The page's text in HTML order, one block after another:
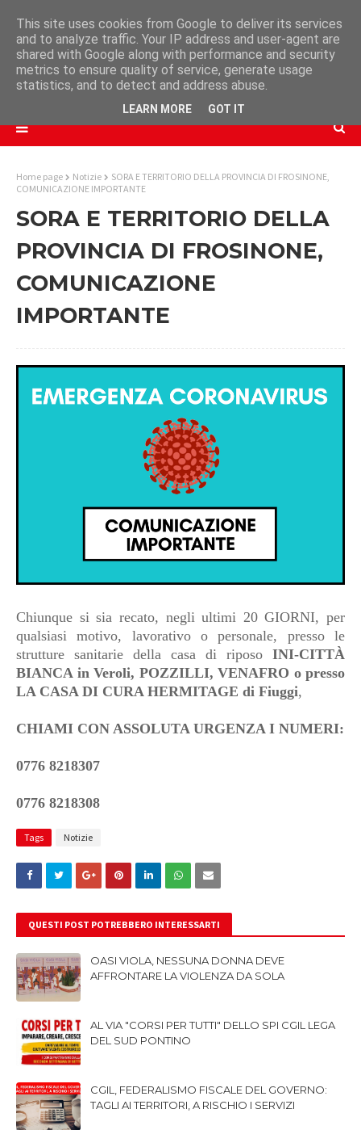
Home page Notizie
SORA E TERRITORIO DELLA PROVINCIA DI FROSINONE,
COMUNICAZIONE IMPORTANTE
SORA E TERRITORIO DELLA
PROVINCIA DI FROSINONE,
COMUNICAZIONE
IMPORTANTE
Chiunque si sia recato, negli ultimi 20 GIORNI, per
qualsiasi motivo, lavorativo o personale, presso le
strutture sanitarie della casa di riposo INI-CITTÀ
BIANCA in Veroli, POZZILLI, VENAFRO o presso
LA CASA DI CURA HERMITAGE di Fiuggi,
CHIAMI CON ASSOLUTA URGENZA I NUMERI:
0776 8218307
0776 8218308
Tags Notizie
QUESTI POST POTREBBERO INTERESSARTI
OASI VIOLA, NESSUNA DONNA DEVE
AFFRONTARE LA VIOLENZA DA SOLA
AL VIA "CORSI PER TUTTI" DELLO SPI CGIL LEGA
DEL SUD PONTINO
CGIL, FEDERALISMO FISCALE DEL GOVERNO:
TAGLI AI TERRITORI, A RISCHIO I SERVIZI
This site uses cookies from Google to deliver its services
and to analyze traffic. Your IP address and user-agent are
shared with Google along with performance and security
metrics to ensure quality of service, generate usage
statistics, and to detect and address abuse.
LEARN MORE GOT IT